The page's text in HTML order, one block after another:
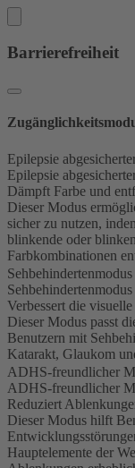
Barrierefreiheit
Epilepsie
Epilepsie
Dämpft Farbe und
Dieser Modus
sicher zu nutzen,
blinkende oder
Farbkombinationen
Sehbehindertenmodus
Sehbehindertenmodus
Verbessert die
Dieser Modus passt
Benutzern mit
Katarakt, Glaukom
ADHS-freundlicher
ADHS-freundlicher
Reduziert
Dieser Modus hilft
Hauptelemente der